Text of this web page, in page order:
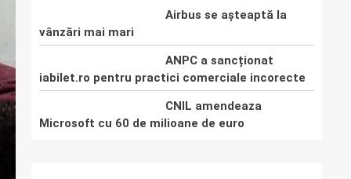
Airbus se așteaptă la
vânzări mai mari
ANPC a sancționat
iabilet.ro pentru practici comerciale incorecte
CNIL amendeaza
Microsoft cu 60 de milioane de euro